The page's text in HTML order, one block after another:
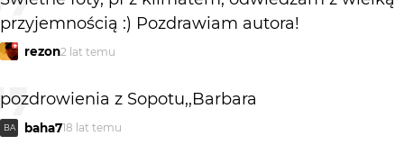
przyjemnością :) Pozdrawiam autora!
rezon2 lat temu
pozdrowienia z Sopotu,,Barbara
BA baha718 lat temu